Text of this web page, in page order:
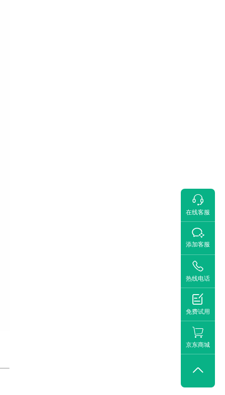

在线客服

添加客服

热线电话

免费试用
京东商城
